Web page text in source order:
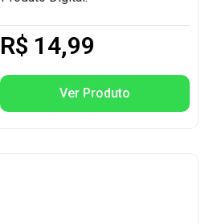
R$ 14,99
Ver Produto